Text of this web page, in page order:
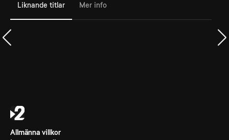
Liknande titlar Mer info
Allmänna villkor